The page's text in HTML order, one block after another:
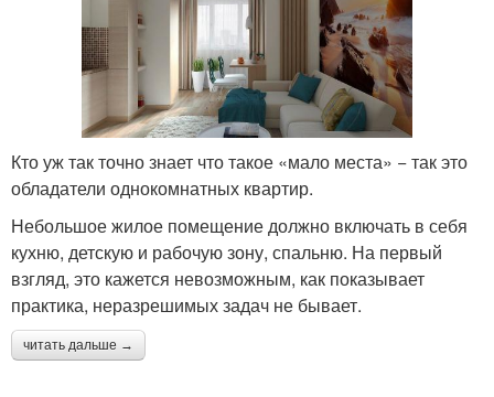
Кто уж так точно знает что такое «мало места» − так это
обладатели однокомнатных квартир.
Небольшое жилое помещение должно включать в себя
кухню, детскую и рабочую зону, спальню. На первый
взгляд, это кажется невозможным, как показывает
практика, неразрешимых задач не бывает.
читать дальше →